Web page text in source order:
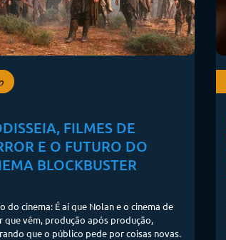
FILMES DE
E O FUTURO DO
BLOCKBUSTER
do cinema: É aí que Nolan e o cinema de
que vêm, produção após produção,
que o público pede por coisas novas.